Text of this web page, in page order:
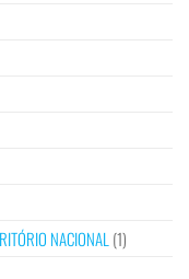
NACIONAL (1)